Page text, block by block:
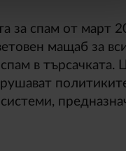
за спам от март
мащаб за
в търсачката.